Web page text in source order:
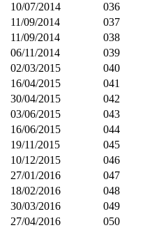
10/07/2014
036
11/09/2014
037
11/09/2014
038
06/11/2014
039
02/03/2015
040
16/04/2015
041
30/04/2015
042
03/06/2015
043
16/06/2015
044
19/11/2015
045
10/12/2015
046
27/01/2016
047
18/02/2016
048
30/03/2016
049
27/04/2016
050